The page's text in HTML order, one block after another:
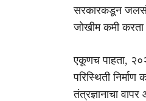
सरकारकडून
जोखीम कमी
एकूणच पाहता,
परिस्थिती
तंत्रज्ञानाचा